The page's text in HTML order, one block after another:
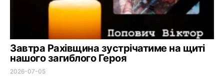
Завтра Рахівщина зустрічатиме на щиті
нашого загиблого Героя
2026-07-05